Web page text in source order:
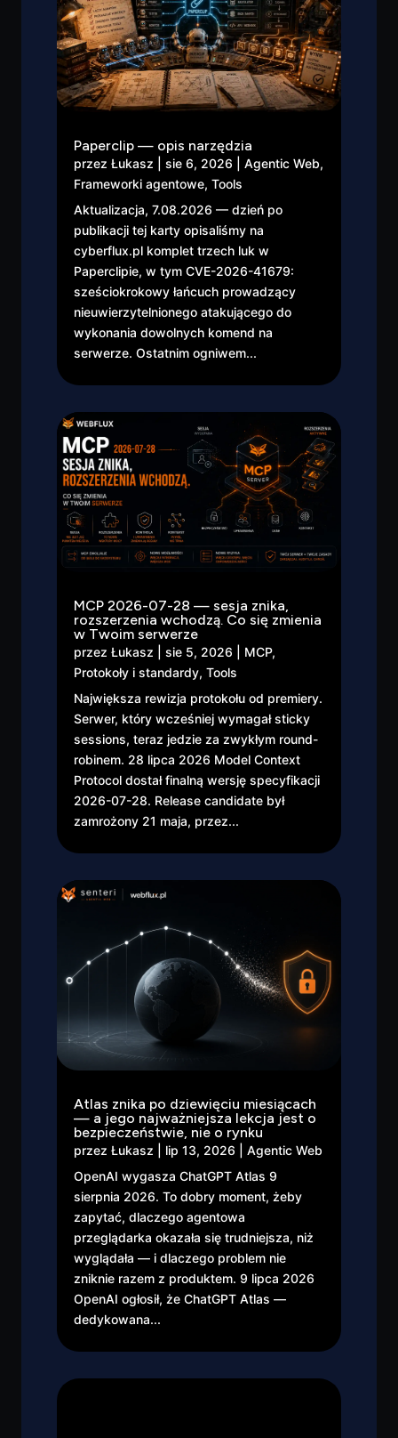
Paperclip — opis narzędzia
przez Łukasz sie 6, 2026 Agentic Web,
Frameworki agentowe, Tools
Aktualizacja, 7.08.2026 — dzień po
publikacji tej karty opisaliśmy na
cyberflux.pl komplet trzech luk w
Paperclipie, w tym CVE-2026-41679:
sześciokrokowy łańcuch prowadzący
nieuwierzytelnionego atakującego do
wykonania dowolnych komend na
serwerze. Ostatnim ogniwem...
MCP 2026-07-28 — sesja znika,
rozszerzenia wchodzą. Co się zmienia
w Twoim serwerze
przez Łukasz sie 5, 2026 MCP,
Protokoły i standardy, Tools
Największa rewizja protokołu od premiery.
Serwer, który wcześniej wymagał sticky
sessions, teraz jedzie za zwykłym round-
robinem. 28 lipca 2026 Model Context
Protocol dostał finalną wersję specyfikacji
2026-07-28. Release candidate był
zamrożony 21 maja, przez...
Atlas znika po dziewięciu miesiącach
— a jego najważniejsza lekcja jest o
bezpieczeństwie, nie o rynku
przez Łukasz lip 13, 2026
Agentic Web
OpenAI wygasza ChatGPT Atlas 9
sierpnia 2026. To dobry moment, żeby
zapytać, dlaczego agentowa
przeglądarka okazała się trudniejsza, niż
wyglądała — i dlaczego problem nie
zniknie razem z produktem. 9 lipca 2026
OpenAI ogłosił, że ChatGPT Atlas —
dedykowana...